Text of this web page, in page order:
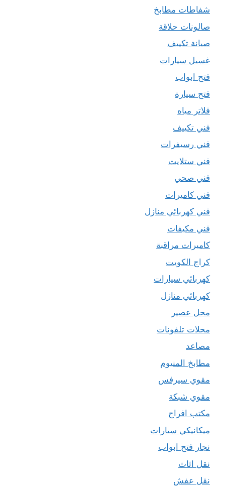
شفاطات مطابخ
صالونات حلاقة
صيانة تكييف
غسيل سيارات
فتح ابواب
فتح سيارة
فلاتر مياه
فني تكييف
فني رسيفرات
فني ستلايت
فني صحي
فني كاميرات
فني كهربائي منازل
فني مكيفات
كاميرات مراقبة
كراج الكويت
كهربائي سيارات
كهربائي منازل
محل عصير
محلات تلفونات
مصاعد
مطابخ المنيوم
مقوي سيرفس
مقوي شبكة
مكتب افراح
ميكانيكي سيارات
نجار فتح ابواب
نقل اثاث
نقل عفش